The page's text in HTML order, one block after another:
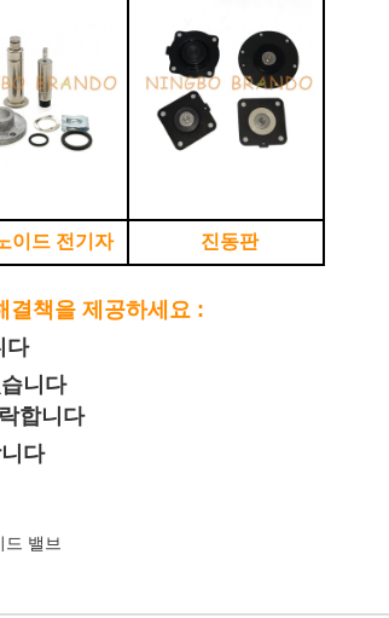
이드 전기자 진동판
결책을 제공하세요 :
다
니다
합니다
다
드 밸브